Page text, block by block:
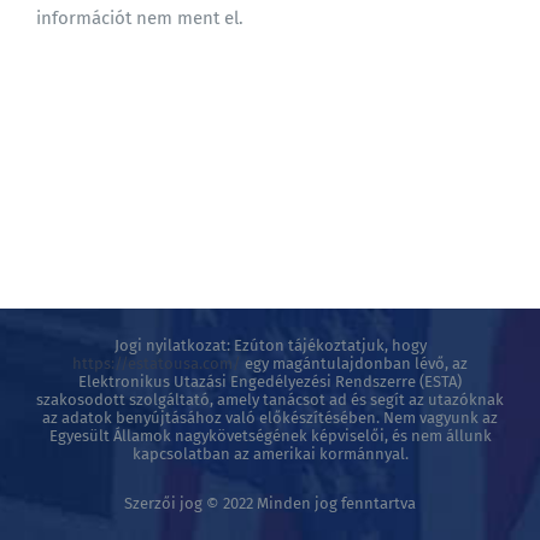
információt nem ment el.
Jogi nyilatkozat: Ezúton tájékoztatjuk, hogy
https://estatousa.com/
egy magántulajdonban lévő, az
Elektronikus Utazási Engedélyezési Rendszerre (ESTA)
szakosodott szolgáltató, amely tanácsot ad és segít az utazóknak
az adatok benyújtásához való előkészítésében. Nem vagyunk az
Egyesült Államok nagykövetségének képviselői, és nem állunk
kapcsolatban az amerikai kormánnyal.
Szerzői jog © 2022 Minden jog fenntartva